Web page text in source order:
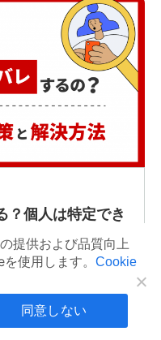
？個人は特定でき
！
2024/07/09
提供および品質向上
使用します。 Cookie
同意しない